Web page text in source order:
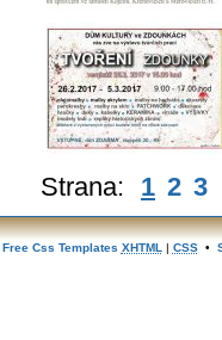
Strana: 1 2 3
Free Css Templates XHTML | CSS•